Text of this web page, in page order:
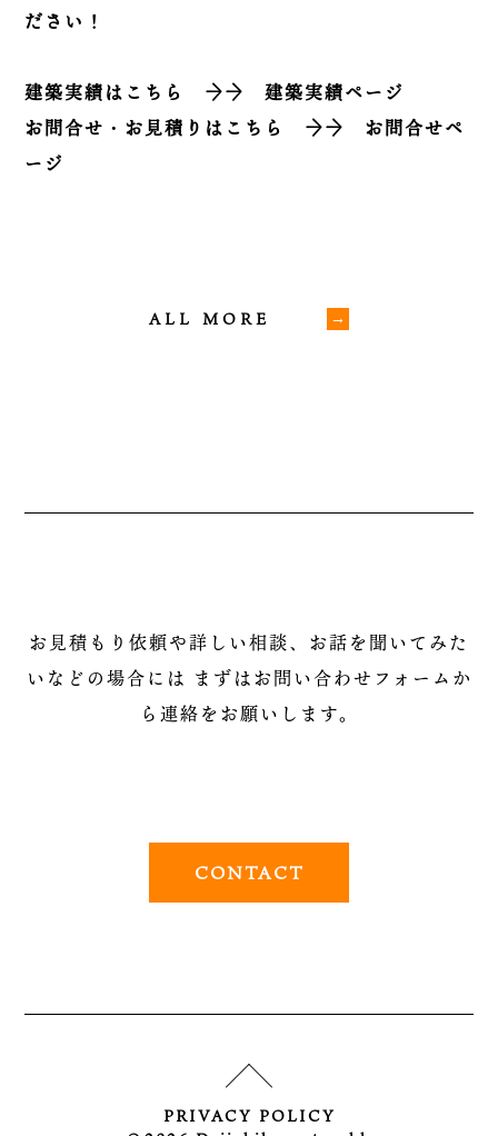
ださい！
建築実績はこちら →→建築実績ページ
お問合せ・お見積りはこちら
→→ お問合せペ
ージ
ALL MORE
お見積もり依頼や詳しい相談、お話を聞いてみた
いなどの場合には まずはお問い合わせフォームか
ら連絡をお願いします。
CONTACT
PRIVACY POLICY